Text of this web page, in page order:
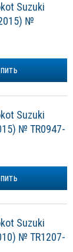
Suzuki
№
Suzuki
№ TR0947-
Suzuki
№ TR1207-